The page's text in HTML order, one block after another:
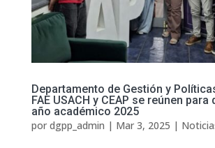
Departamento de Gestión y
FAE USACH y CEAP se reúnen
año académico 2025
por dgpp_admin | Mar 3, 2025 |